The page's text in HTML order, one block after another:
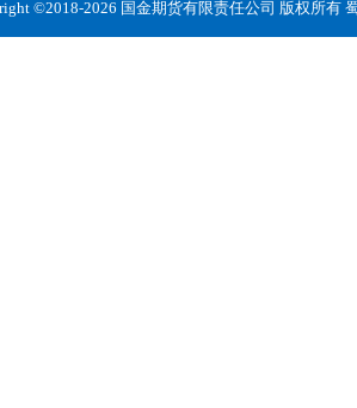
©2018-2026 国金期货有限责任公司 版权所有